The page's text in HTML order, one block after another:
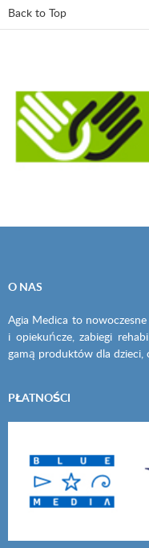
Back to Top
O NAS
Agia Medica to
i opiekuńcze, zabiegi
gamą produktów dla dzieci,
PŁATNOŚCI